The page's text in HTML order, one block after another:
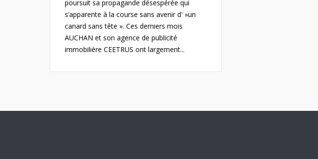
poursuit sa propagande désespérée qui
s’apparente à la course sans avenir d' »un
canard sans tête ». Ces derniers mois
AUCHAN et son agence de publicité
immobilière CEETRUS ont largement...